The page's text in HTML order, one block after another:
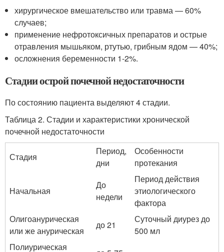
хирургическое вмешательство или травма — 60%
случаев;
применение нефротоксичных препаратов и острые
отравления мышьяком, ртутью, грибным ядом — 40%;
осложнения беременности 1-2%.
Стадии острой почечной недостаточности
По состоянию пациента выделяют 4 стадии.
Таблица 2. Стадии и характеристики хронической
почечной недостаточности
Стадия
Период,
дни
Особенности
протекания
Начальная
До
недели
Период действия
этиологического
фактора
Олигоанурическая
или же анурическая
до 21
Суточный диурез до
500 мл
Полиурическая